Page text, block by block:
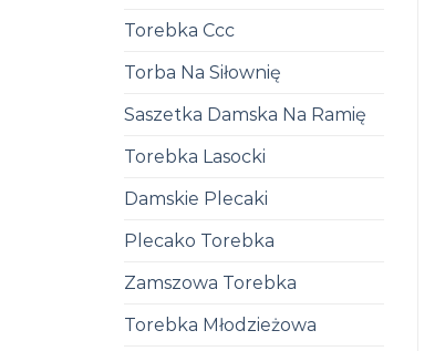
Torebka Ccc
Torba Na Siłownię
Saszetka Damska Na Ramię
Torebka Lasocki
Damskie Plecaki
Plecako Torebka
Zamszowa Torebka
Torebka Młodzieżowa